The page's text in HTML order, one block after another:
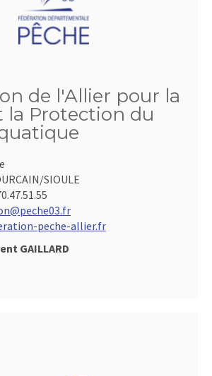
de l'Allier pour la
la Protection du
SIOULE
peche-allier.fr
GAILLARD